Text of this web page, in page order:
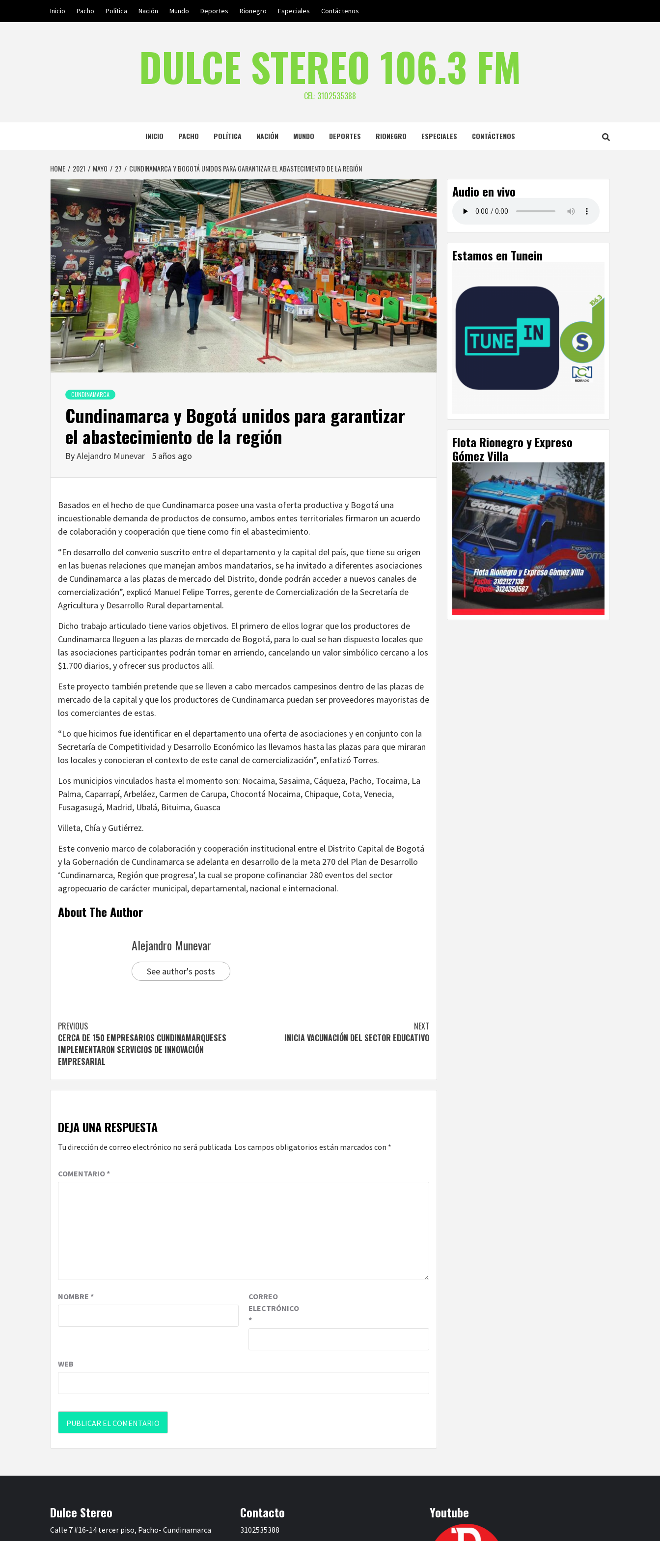
Inicio Pacho Política Nación Mundo Deportes Rionegro Especiales Contáctenos
DULCE STEREO 106.3 FM
CEL: 3102535388
INICIO PACHO POLÍTICA NACIÓN MUNDO DEPORTES RIONEGRO ESPECIALES CONTÁCTENOS
HOME 2021 MAYO 27 CUNDINAMARCA Y BOGOTÁ UNIDOS PARA GARANTIZAR EL ABASTECIMIENTO DE LA REGIÓN
CUNDINAMARCA
Cundinamarca y Bogotá unidos para garantizar
el abastecimiento de la región
ByAlejandro Munevar 5 años ago
Basados en el hecho de que Cundinamarca posee una vasta oferta productiva y Bogotá una
incuestionable demanda de productos de consumo, ambos entes territoriales firmaron un acuerdo
de colaboración y cooperación que tiene como fin el abastecimiento.
“En desarrollo del convenio suscrito entre el departamento y la capital del país, que tiene su origen
en las buenas relaciones que manejan ambos mandatarios, se ha invitado a diferentes asociaciones
de Cundinamarca a las plazas de mercado del Distrito, donde podrán acceder a nuevos canales de
comercialización”, explicó Manuel Felipe Torres, gerente de Comercialización de la Secretaría de
Agricultura y Desarrollo Rural departamental.
Dicho trabajo articulado tiene varios objetivos. El primero de ellos lograr que los productores de
Cundinamarca lleguen a las plazas de mercado de Bogotá, para lo cual se han dispuesto locales que
las asociaciones participantes podrán tomar en arriendo, cancelando un valor simbólico cercano a los
$1.700 diarios, y ofrecer sus productos allí.
Este proyecto también pretende que se lleven a cabo mercados campesinos dentro de las plazas de
mercado de la capital y que los productores de Cundinamarca puedan ser proveedores mayoristas de
los comerciantes de estas.
“Lo que hicimos fue identificar en el departamento una oferta de asociaciones y en conjunto con la
Secretaría de Competitividad y Desarrollo Económico las llevamos hasta las plazas para que miraran
los locales y conocieran el contexto de este canal de comercialización”, enfatizó Torres.
Los municipios vinculados hasta el momento son: Nocaima, Sasaima, Cáqueza, Pacho, Tocaima, La
Palma, Caparrapí, Arbeláez, Carmen de Carupa, Chocontá Nocaima, Chipaque, Cota, Venecia,
Fusagasugá, Madrid, Ubalá, Bituima, Guasca
Villeta, Chía y Gutiérrez.
Este convenio marco de colaboración y cooperación institucional entre el Distrito Capital de Bogotá
y la Gobernación de Cundinamarca se adelanta en desarrollo de la meta 270 del Plan de Desarrollo
‘Cundinamarca, Región que progresa’, la cual se propone cofinanciar 280 eventos del sector
agropecuario de carácter municipal, departamental, nacional e internacional.
About The Author
Alejandro Munevar
See author's posts
Continue
Reading
PREVIOUS
CERCA DE 150 EMPRESARIOS CUNDINAMARQUESES
IMPLEMENTARON SERVICIOS DE INNOVACIÓN
EMPRESARIAL
NEXT
INICIA VACUNACIÓN DEL SECTOR EDUCATIVO
DEJA UNA RESPUESTA
Tu dirección de correo electrónico no será publicada. Los campos obligatorios están marcados con *
COMENTARIO*
NOMBRE *
CORREO
ELECTRÓNICO
*
WEB
Audio en vivo
Estamos en Tunein
Flota Rionegro y Expreso
Gómez Villa
Dulce Stereo
Calle 7 #16-14 tercer piso, Pacho- Cundinamarca
Contacto
3102535388
Youtube